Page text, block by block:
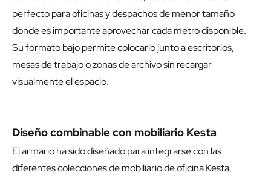
perfecto para oficinas y despachos de menor tamaño
donde es importante aprovechar cada metro disponible.
Su formato bajo permite colocarlo junto a escritorios,
mesas de trabajo o zonas de archivo sin recargar
visualmente el espacio.
Diseño combinable con mobiliario Kesta
El armario ha sido diseñado para integrarse con las
diferentes colecciones de mobiliario de oficina Kesta,